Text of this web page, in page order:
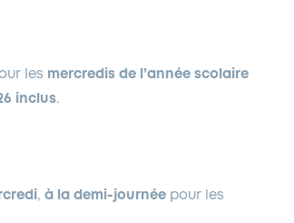
les mercredis de l’année scolaire
inclus.
, à la demi-journéepour les